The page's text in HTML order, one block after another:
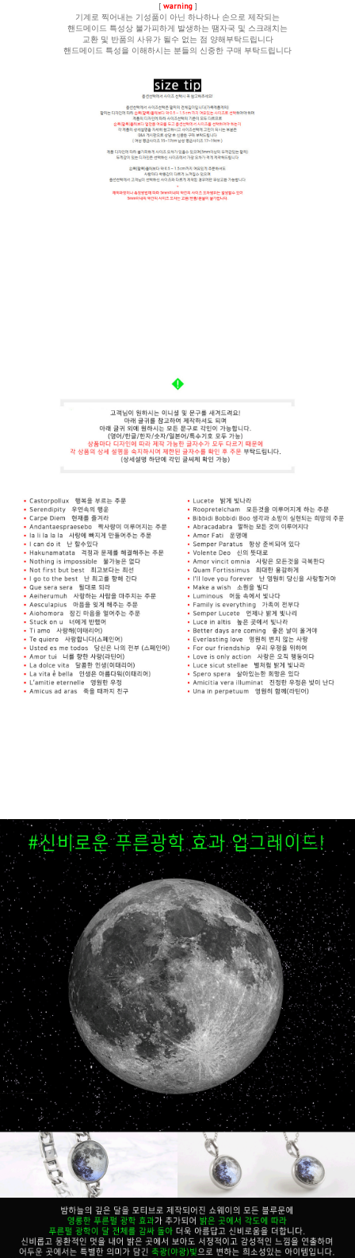
[ warning ]
기계로 찍어내는 기성품이 아닌 하나하나 손으로 제작되는
핸드메이드 특성상 불가피하게 발생하는 땜자국 및 스크래치는
교환 및 반품의 사유가 될수 없는 점 양해부탁드립니다
핸드메이드 특성을 이해하시는 분들의 신중한 구매 부탁드립니다